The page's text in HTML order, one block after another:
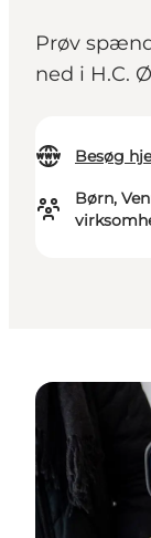
Prøv
ned i H.C.
Besøg
Børn,